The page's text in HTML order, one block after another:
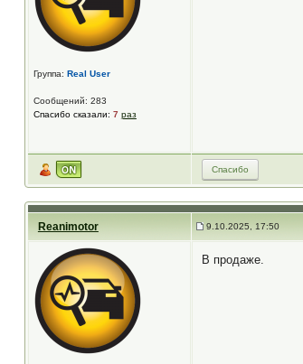
Группа: Real User
Сообщений: 283
Спасибо сказали: 7 раз
Спасибо
Reanimotor 9.10.2025, 17:50
В продаже.